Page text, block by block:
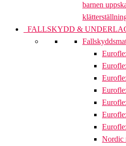
barnen
FALLSKYDD &
Nordic